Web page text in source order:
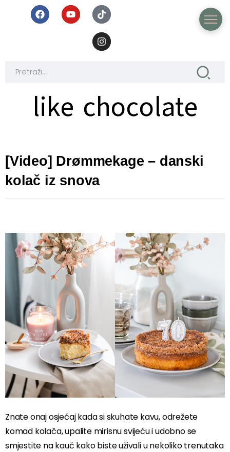
like chocolate
like chocolate
[Video] Drømmekage – danski
kolač iz snova
Znate onaj osjećaj kada si skuhate kavu, odrežete
komad kolača, upalite mirisnu svijeću i udobno se
smjestite na kauč kako biste uživali u nekoliko trenutaka